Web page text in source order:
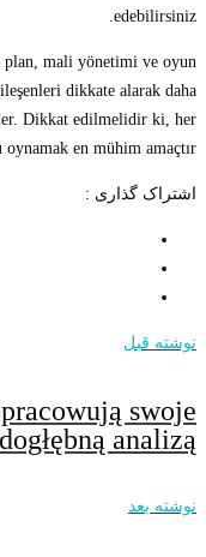
edebilirsiniz.
plan, mali yönetimi ve oyun
dikkate alarak daha
Dikkat edilmelidir ki, her
en mühim amaçtır.
اشتراک گذاری :
نوشته قبل
swoje
analizą
نوشته بعد